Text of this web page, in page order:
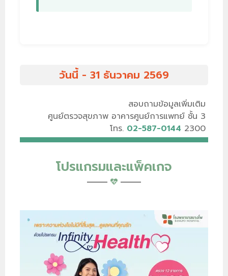
วันนี้ - 31 ธันวาคม 2569
สอบถามข้อมูลเพิ่มเติม
ศูนย์ตรวจสุขภาพ อาคารศูนย์การแพทย์ ชั้น 3
โทร. 02-587-0144 2300
โปรแกรมและแพ็คเกจ